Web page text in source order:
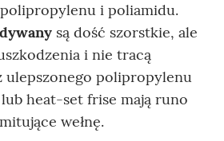
i poliamidu.
są dość szorstkie, ale
i nie tracą
ulepszonego polipropylenu
heat-set frise mają runo
wełnę.